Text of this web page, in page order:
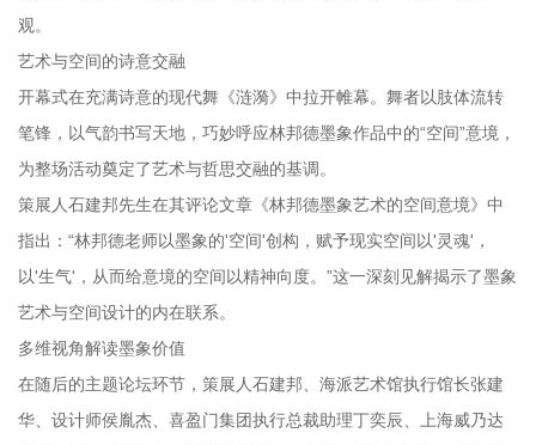
观。
艺术与空间的诗意交融
开幕式在充满诗意的现代舞《涟漪》中拉开帷幕。舞者以肢体流转
笔锋，以气韵书写天地，巧妙呼应林邦德墨象作品中的“空间”意境，
为整场活动奠定了艺术与哲思交融的基调。
策展人石建邦先生在其评论文章《林邦德墨象艺术的空间意境》中
指出：“林邦德老师以墨象的'空间'创构，赋予现实空间以'灵魂'，
以'生气'，从而给意境的空间以精神向度。”这一深刻见解揭示了墨象
艺术与空间设计的内在联系。
多维视角解读墨象价值
在随后的主题论坛环节，策展人石建邦、海派艺术馆执行馆长张建
华、设计师侯胤杰、喜盈门集团执行总裁助理丁奕辰、上海威乃达